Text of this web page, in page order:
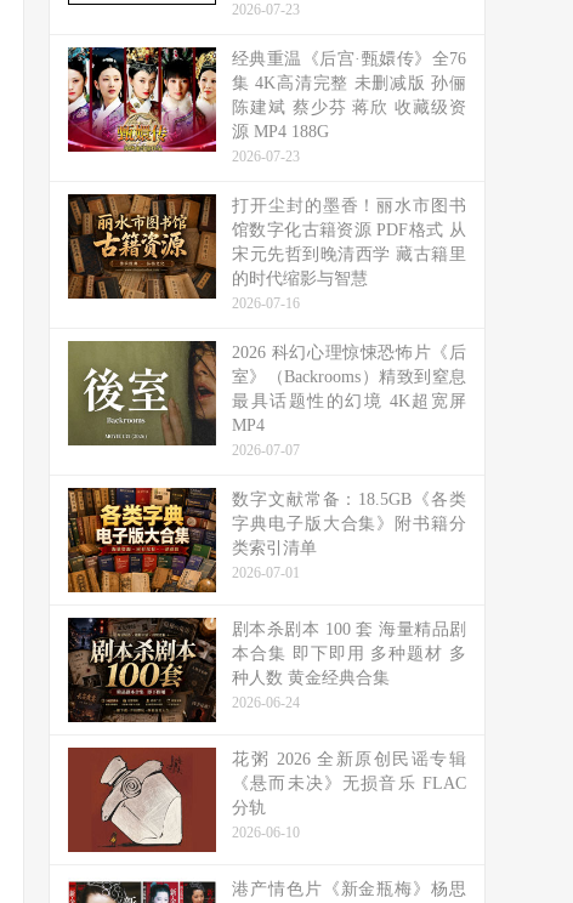
2026-07-23
经典重温《后宫·甄嬛传》全76
集 4K高清完整 未删减版 孙俪
陈建斌 蔡少芬 蒋欣 收藏级资
源 MP4 188G
2026-07-23
打开尘封的墨香！丽水市图书
馆数字化古籍资源 PDF格式 从
宋元先哲到晚清西学 藏古籍里
的时代缩影与智慧
2026-07-16
2026 科幻心理惊悚恐怖片《后
室》（Backrooms）精致到窒息
最具话题性的幻境 4K超宽屏
MP4
2026-07-07
数字文献常备：18.5GB《各类
字典电子版大合集》附书籍分
类索引清单
2026-07-01
剧本杀剧本 100 套 海量精品剧
本合集 即下即用 多种题材 多
种人数 黄金经典合集
2026-06-24
花粥 2026 全新原创民谣专辑
《悬而未决》无损音乐 FLAC
分轨
2026-06-10
港产情色片《新金瓶梅》杨思